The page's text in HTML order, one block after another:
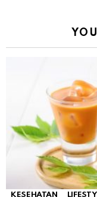
KESEHATAN